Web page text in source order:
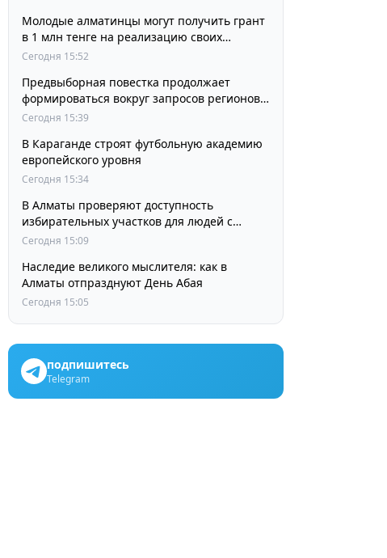
Молодые алматинцы могут получить грант
в 1 млн тенге на реализацию своих
проектов
Сегодня 15:52
Предвыборная повестка продолжает
формироваться вокруг запросов регионов
страны
Сегодня 15:39
В Караганде строят футбольную академию
европейского уровня
Сегодня 15:34
В Алматы проверяют доступность
избирательных участков для людей с
инвалидностью
Сегодня 15:09
Наследие великого мыслителя: как в
Алматы отпразднуют День Абая
Сегодня 15:05
подпишитесь
Telegram